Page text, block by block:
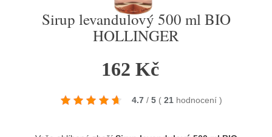
Sirup levandulový 500 ml BIO
HOLLINGER
162 Kč
4.7 / 5 ( 21 hodnocení )